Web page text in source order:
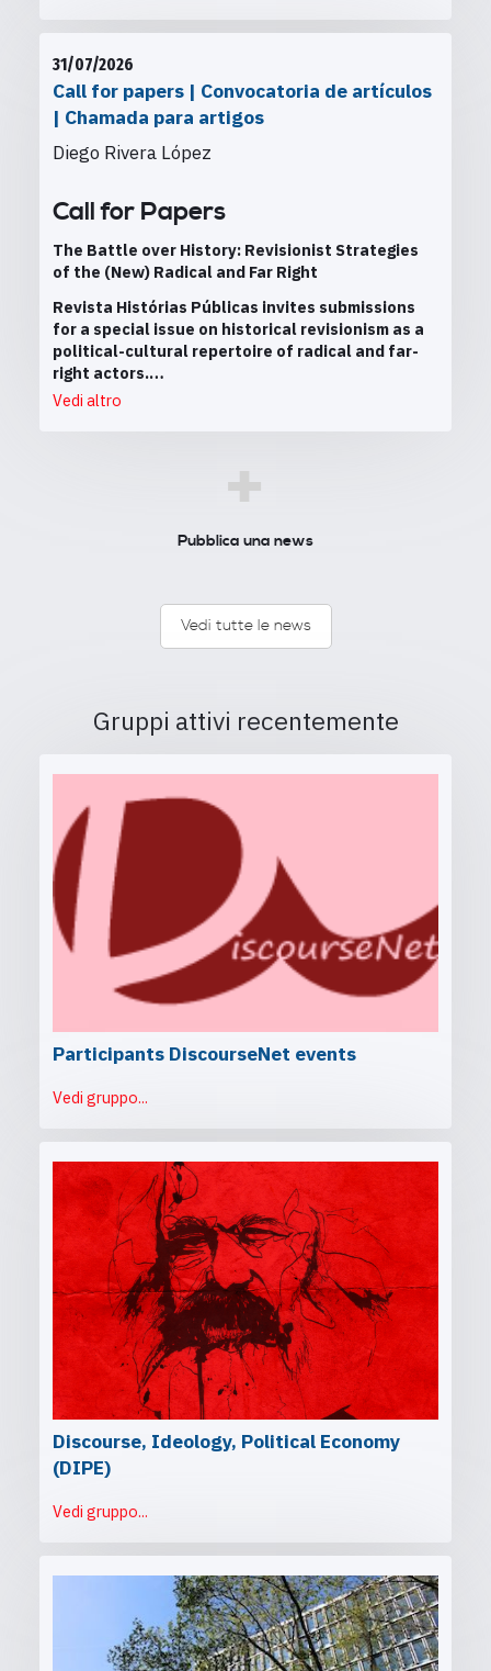
31/07/2026
Call for papers | Convocatoria de artículos
| Chamada para artigos
Diego Rivera López
Call for Papers
The Battle over History: Revisionist Strategies
of the (New) Radical and Far Right
Revista Histórias Públicas invites submissions
for a special issue on historical revisionism as a
political-cultural repertoire of radical and far-
right actors.…
Vedi altro
+
Pubblica una news
Vedi tutte le news
Gruppi attivi recentemente
Participants DiscourseNet events
Vedi gruppo...
Discourse, Ideology, Political Economy
(DIPE)
Vedi gruppo...